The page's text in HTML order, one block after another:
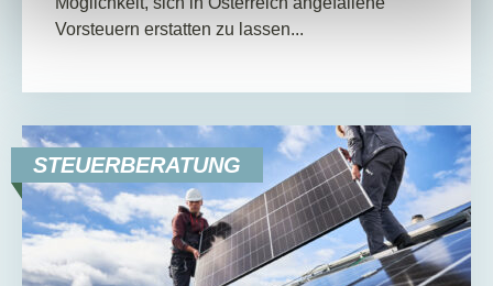
Vorsteuern erstatten zu lassen...
STEUERBERATUNG